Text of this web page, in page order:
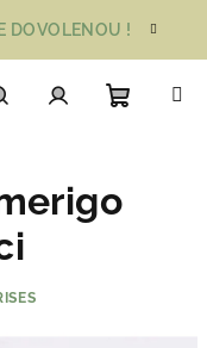
DOVOLENOU !
košík